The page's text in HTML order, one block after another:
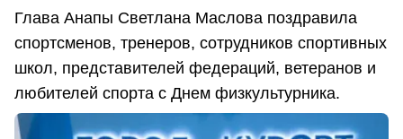
Глава Анапы Светлана Маслова поздравила
спортсменов, тренеров, сотрудников спортивных
школ, представителей федераций, ветеранов и
любителей спорта с Днем физкультурника.